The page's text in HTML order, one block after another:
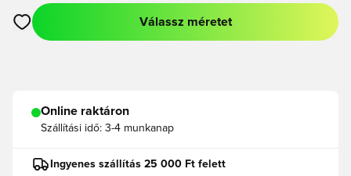
Megnyit egy modált a bejelentkezéshez vagy a tagként való
Válassz méretet
Online raktáron
Szállítási idő: 3-4 munkanap
Ingyenes szállítás 25 000 Ft felett